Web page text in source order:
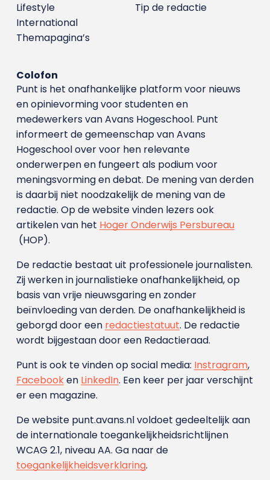
Tip de redactie
Lifestyle
International
Themapagina’s
Colofon
Punt is het onafhankelijke platform voor nieuws
en opinievorming voor studenten en
medewerkers van Avans Hoge­school. Punt
informeert de gemeenschap van Avans
Hogeschool over voor hen relevante
onderwerpen en fungeert als podium voor
meningsvorming en debat. De mening van derden
is daarbij niet noodzakelijk de mening van de
redactie. Op de website vinden lezers ook
artikelen van het Hoger Onderwijs Persbureau
(HOP).
De redactie bestaat uit professionele journalisten.
Zij werken in journalistieke onafhankelijkheid, op
basis van vrije nieuwsgaring en zonder
beïnvloeding van derden. De onafhankelijkheid is
geborgd door een redactiestatuut. De redactie
wordt bijgestaan door een Redactieraad.
Punt is ook te vinden op social media: Instragram,
Facebooken LinkedIn. Een keer per jaar verschijnt
er een magazine.
De website punt.avans.nl voldoet gedeeltelijk aan
de internationale toegankelijkheidsrichtlijnen
WCAG 2.1, niveau AA. Ga naar de
toegankelijkheidsverklaring.